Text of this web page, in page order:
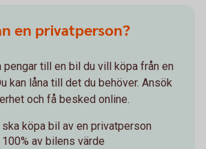
en privatperson?
pengar till en bil du vill köpa från en
kan låna till det du behöver. Ansök
och få besked online.
köpa bil av en privatperson
av bilens värde